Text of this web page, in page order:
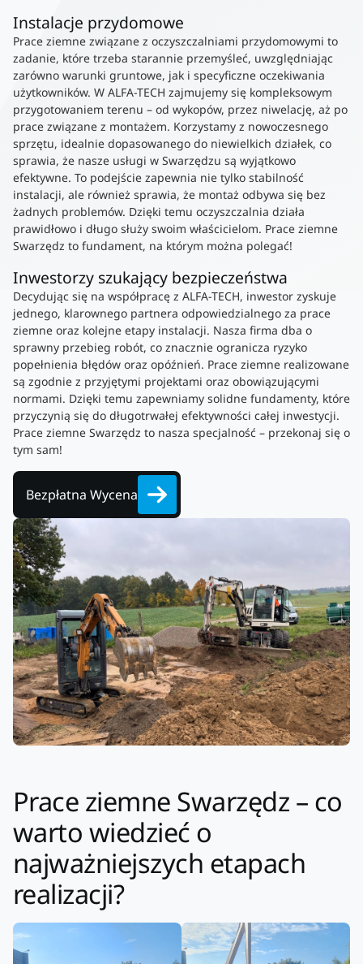
Instalacje przydomowe
Prace ziemne związane z oczyszczalniami przydomowymi to
zadanie, które trzeba starannie przemyśleć, uwzględniając
zarówno warunki gruntowe, jak i specyficzne oczekiwania
użytkowników. W ALFA-TECH zajmujemy się kompleksowym
przygotowaniem terenu – od wykopów, przez niwelację, aż po
prace związane z montażem. Korzystamy z nowoczesnego
sprzętu, idealnie dopasowanego do niewielkich działek, co
sprawia, że nasze usługi w Swarzędzu są wyjątkowo
efektywne. To podejście zapewnia nie tylko stabilność
instalacji, ale również sprawia, że montaż odbywa się bez
żadnych problemów. Dzięki temu oczyszczalnia działa
prawidłowo i długo służy swoim właścicielom. Prace ziemne
Swarzędz to fundament, na którym można polegać!
Inwestorzy szukający bezpieczeństwa
Decydując się na współpracę z ALFA-TECH, inwestor zyskuje
jednego, klarownego partnera odpowiedzialnego za prace
ziemne oraz kolejne etapy instalacji. Nasza firma dba o
sprawny przebieg robót, co znacznie ogranicza ryzyko
popełnienia błędów oraz opóźnień. Prace ziemne realizowane
są zgodnie z przyjętymi projektami oraz obowiązującymi
normami. Dzięki temu zapewniamy solidne fundamenty, które
przyczynią się do długotrwałej efektywności całej inwestycji.
Prace ziemne Swarzędz to nasza specjalność – przekonaj się o
tym sam!
Bezpłatna Wycena
Prace ziemne Swarzędz – co
warto wiedzieć o
najważniejszych etapach
realizacji?